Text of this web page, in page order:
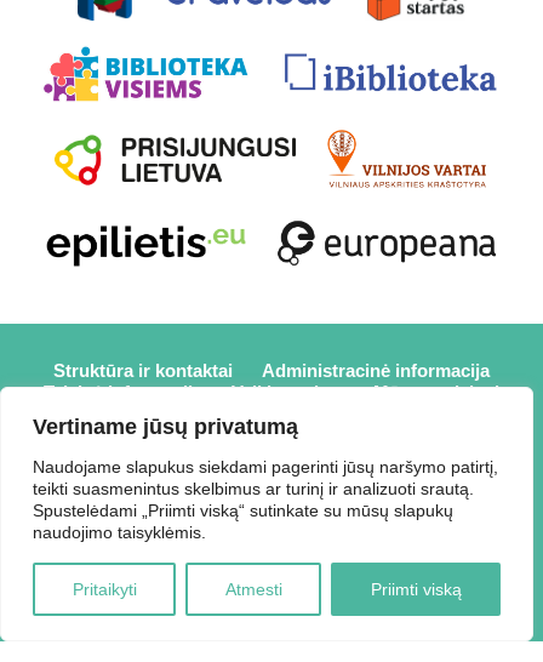
Vertiname jūsų privatumą
Naudojame slapukus siekdami pagerinti jūsų naršymo patirtį,
teikti suasmenintus skelbimus ar turinį ir analizuoti srautą.
Spustelėdami „Priimti viską“ sutinkate su mūsų slapukų
naudojimo taisyklėmis.
Pritaikyti Atmesti Priimti viską
Struktūra ir kontaktai
Administracinė informacija
Teisinė informacija
Veiklos sritys
Mūsų projektai
Karjera
Partneriai
Prisijungti
2026 © Elektrėnų savivaldybės viešoji biblioteka,
Savivaldybės biudžetinė įstaiga, Draugystės g. 2, LT-26110
Elektrėnai, tel.: +370 648 80 788, el.p.:
Duomenys kaupiami ir saugomi Juridinių asmenų registre,
kodas 188207697.